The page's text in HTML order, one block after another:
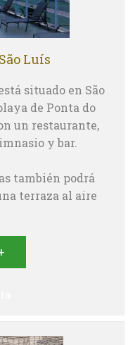
Luís
situado en São
de Ponta do
un restaurante,
y bar.
también podrá
terraza al aire